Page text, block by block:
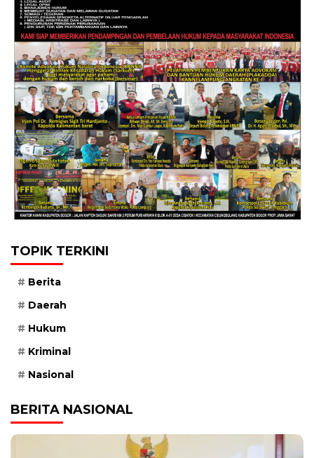
TOPIK TERKINI
Berita
Daerah
Hukum
Kriminal
Nasional
BERITA NASIONAL